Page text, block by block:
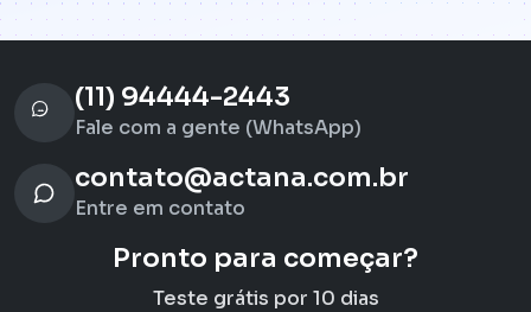
(11) 94444-2443
Fale com a gente (WhatsApp)
contato@actana.com.br
Entre em contato
Pronto para começar?
Teste grátis por 10 dias